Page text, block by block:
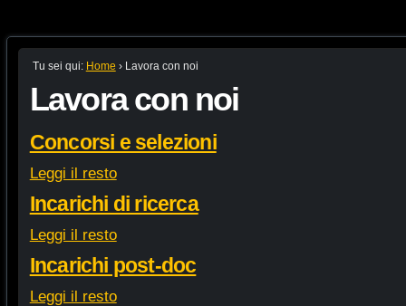
Tu sei qui: Home › Lavora con noi
Lavora con noi
Concorsi e selezioni
Leggi il resto
Incarichi di ricerca
Leggi il resto
Incarichi post-doc
Leggi il resto